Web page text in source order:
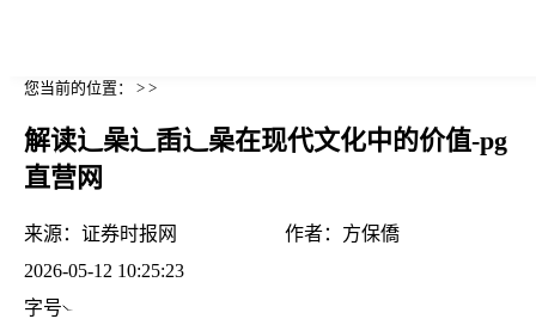
您当前的位置： > >
解读辶喿辶臿辶喿在现代文化中的价值-pg
直营网
来源： 证券时报网 作者： 方保僑
2026-05-12 10:25:23
字号